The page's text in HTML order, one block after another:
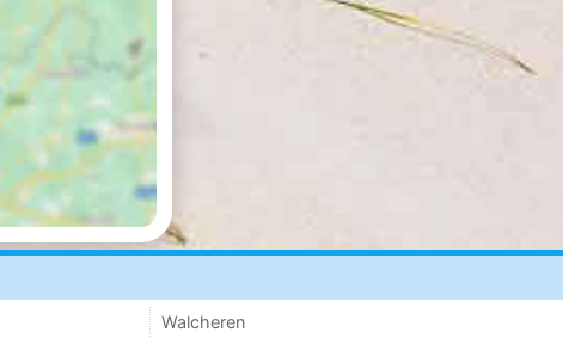
Walcheren